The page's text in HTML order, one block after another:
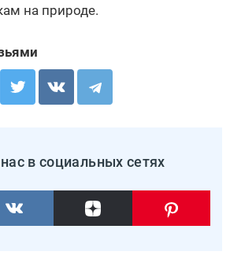
на природе.
в социальных сетях